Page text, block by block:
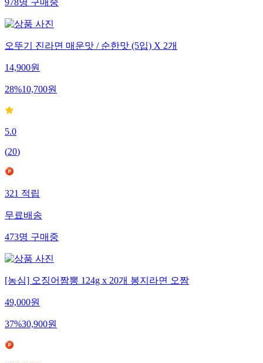
978명구매중
오뚜기 진라면 매운맛 / 순한맛 (5입) X 2개
14,900원
28%10,700원
5.0
(20)
321적립
무료배송
473명구매중
[농심] 오징어짬뽕 124g x 20개 봉지라면 오짬
49,000원
37%30,900원